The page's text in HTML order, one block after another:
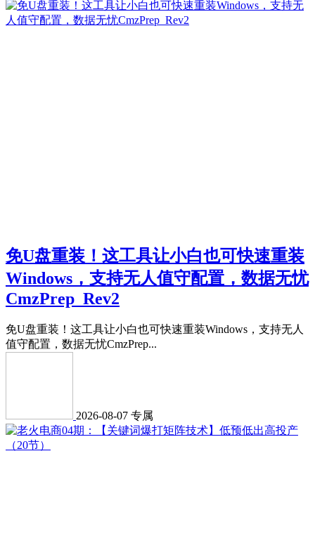
免U盘重装！这工具让小白也可快速重装
Windows，支持无人值守配置，数据无忧
CmzPrep_Rev2
免U盘重装！这工具让小白也可快速重装Windows，支持无人
值守配置，数据无忧CmzPrep...
2026-08-07 专属